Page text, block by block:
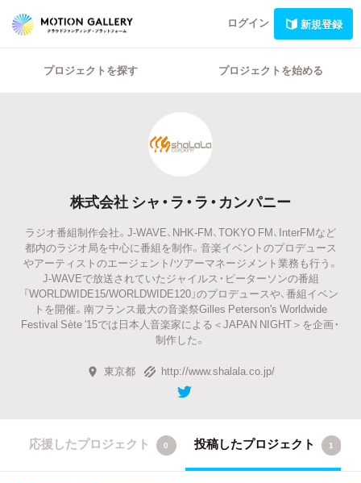
ログイン 新規登録
プロジェクトを探す プロジェクトを始める
株式会社 シャ・ラ・ラ・カンパニー
ラジオ番組制作会社。J-WAVE、NHK-FM、TOKYO FM、InterFMなど
都内のラジオ局を中心に番組を制作。音楽イベントのプロデュース
やアーティストのエージェント/ツアーマネージメント業務も行う。
J-WAVEで放送されていたジャイルス・ピーターソンの番組
「WORLDWIDE15/WORLDWIDE120」のプロデュースや、番組イベン
トを開催。南フランス最大の音楽祭Gilles Peterson's Worldwide
Festival Sète '15では日本人音楽家による＜JAPAN NIGHT＞を企画・
制作した。
東京都 http://www.shalala.co.jp/
応援したプロジェクト 0 投稿したプロジェクト 1